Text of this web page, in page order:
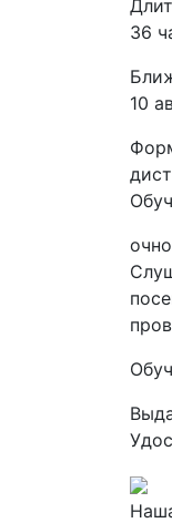
36
10
очно